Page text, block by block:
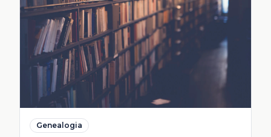
Genealogia